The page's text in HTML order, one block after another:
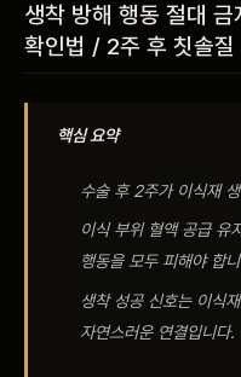
비포 애프터
자주 묻는 질문
회원가입 / 로그
생착 방해 행동 절대
확인법 / 2주 후 칫솔질
핵심 요약
수술 후 2주가 이식재
이식 부위 혈액 공급 유
행동을 모두 피해야 합
생착 성공 신호는 이식
자연스러운 연결입니다.